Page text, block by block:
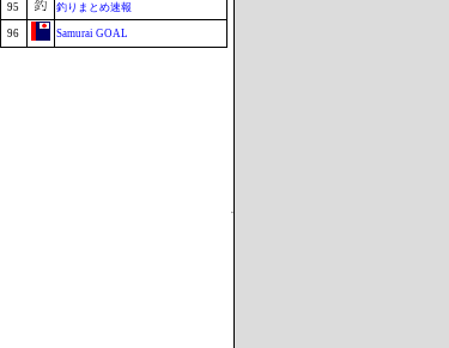
95 釣りまとめ速報
96 Samurai GOAL